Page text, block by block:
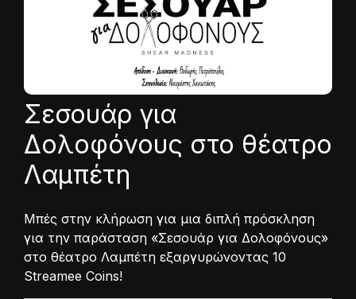
Σεσουάρ για
Δολοφόνους στο θέατρο
Λαμπέτη
Μπές στην κλήρωση για μια διπλή πρόσκληση
για την παράσταση «Σεσουάρ για Δολοφόνους»
στο θέατρο Λαμπέτη εξαργυρώνοντας 10
Streamee Coins!